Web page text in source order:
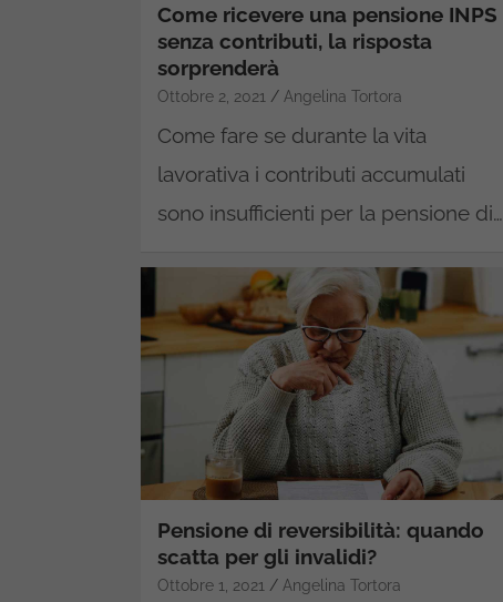
Come ricevere una pensione INPS
senza contributi, la risposta
sorprenderà
Ottobre 2, 2021 Angelina Tortora
Come fare se durante la vita
lavorativa i contributi accumulati
sono insufficienti per la pensione di…
Pensione di reversibilità: quando
scatta per gli invalidi?
Ottobre 1, 2021 Angelina Tortora